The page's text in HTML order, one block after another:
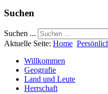
Suchen
Suchen ...
Aktuelle Seite: Home
Willkommen
Geografie
Land und Leute
Herrschaft